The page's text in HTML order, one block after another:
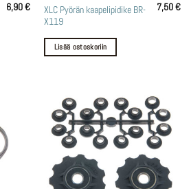
6,90€
XLC Pyörän kaapelipidike BR-
X119
7,50€
Lisää ostoskoriin